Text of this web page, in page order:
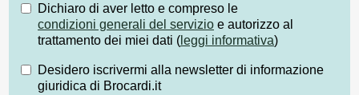
Dichiaro di aver letto e compreso le
condizioni generali del servizio e autorizzo al
trattamento dei miei dati ( leggi informativa)
Desidero iscrivermi alla newsletter di informazione
giuridica di Brocardi.it